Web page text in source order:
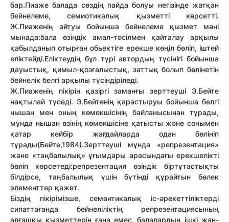
бар.Пиаже балада сөздің пайда болуы негізінде жатқан
бейнелеме, семиотикалық қызметті көрсетті.
Ж.Пиаженің айтуы бойынша бейнелеме қызмет мәні
мынада:бала өзіндік амал-тәсілмен қайталау арқылы
қабылданып отырған обьектіге ерекше көңіл бөліп, іштей
еліктейді.Еліктеудің бұл түрі автордың түсінігі бойынша
дауыстық, қимыл-қозғалыстық, заттық болып бөлінетін
бейнелік белгі арқылы түсіндіріледі.
Ж.Пиаженің пікірін қазіргі заманғы зерттеуші Э.Бейте
нақтылай түседі. Э.Бейтенің қарастыруы бойынша белгі
нышан мен оның көмекшісінің байланысынан тұрады,
мұнда нышан өзінің көмекшісіне қатысты және сонымен
қатар кейбір жағдайларда одан бөлініп
тұрады(Бейте,1984).Зерттеуші мұнда «репрезентация»
және «таңбалылық» ұғымдары арасындағы ерекшелікті
бөліп көрсетеді:репрезентация өзіндік біртұтастықты
білдірсе, таңбалылық үшін бүтінді құрайтын бөлек
элементтер қажет.
Біздің пікірімізше, семантикалық іс-әрекеттіліктерді
сипаттағанда бейнеліліктің репрезентациясының
алғашқы қызметтерін ғана емес, балалардың ішкі жан-